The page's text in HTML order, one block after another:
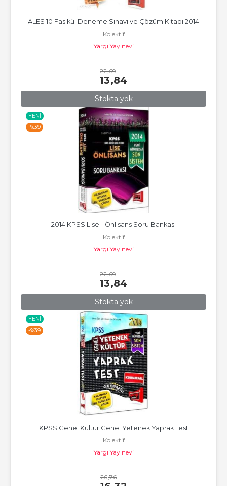
Stokta yok
ALES 10 Fasikül Deneme Sınavı ve Çözüm Kitabı 2014
Kolektif
Yargı Yayınevi
22,69
13,84
YENI
-%39
Stokta yok
2014 KPSS Lise - Önlisans Soru Bankası
Kolektif
Yargı Yayınevi
22,69
13,84
YENI
-%39
KPSS Genel Kültür Genel Yetenek Yaprak Test
Kolektif
Yargı Yayınevi
26,76